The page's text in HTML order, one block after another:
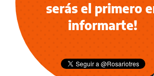
NOTICIAS
serás el primero
informarte!